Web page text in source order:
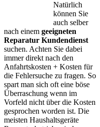
Natürlich
können Sie
auch selber
nach einem geeigneten
Reparatur Kundendienst
suchen. Achten Sie dabei
immer direkt nach den
Anfahrtskosten + Kosten für
die Fehlersuche zu fragen. So
spart man sich oft eine böse
Überraschung wenn im
Vorfeld nicht über die Kosten
gesprochen worden ist. Die
meisten Haushaltsgeräte